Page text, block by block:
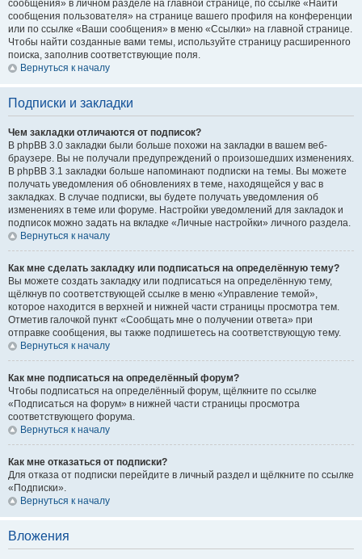
сообщения» в личном разделе на главной странице, по ссылке «Найти
сообщения пользователя» на странице вашего профиля на конференции
или по ссылке «Ваши сообщения» в меню «Ссылки» на главной странице.
Чтобы найти созданные вами темы, используйте страницу расширенного
поиска, заполнив соответствующие поля.
Вернуться к началу
Подписки и закладки
Чем закладки отличаются от подписок?
В phpBB 3.0 закладки были больше похожи на закладки в вашем веб-
браузере. Вы не получали предупреждений о произошедших изменениях.
В phpBB 3.1 закладки больше напоминают подписки на темы. Вы можете
получать уведомления об обновлениях в теме, находящейся у вас в
закладках. В случае подписки, вы будете получать уведомления об
изменениях в теме или форуме. Настройки уведомлений для закладок и
подписок можно задать на вкладке «Личные настройки» личного раздела.
Вернуться к началу
Как мне сделать закладку или подписаться на определённую тему?
Вы можете создать закладку или подписаться на определённую тему,
щёлкнув по соответствующей ссылке в меню «Управление темой»,
которое находится в верхней и нижней части страницы просмотра тем.
Отметив галочкой пункт «Сообщать мне о получении ответа» при
отправке сообщения, вы также подпишетесь на соответствующую тему.
Вернуться к началу
Как мне подписаться на определённый форум?
Чтобы подписаться на определённый форум, щёлкните по ссылке
«Подписаться на форум» в нижней части страницы просмотра
соответствующего форума.
Вернуться к началу
Как мне отказаться от подписки?
Для отказа от подписки перейдите в личный раздел и щёлкните по ссылке
«Подписки».
Вернуться к началу
Вложения